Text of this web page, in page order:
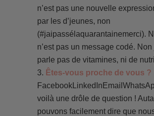
n’est pas une nouvelle
par les d’jeunes, non
(#jaipassélaquarantainemerci).
n’est pas un message codé. Non
parle pas de vitamines, ni de
Êtes-vous proche de vous ?
voilà une drôle de question !
pouvons facilement dire que